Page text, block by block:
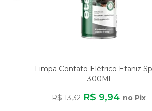
Limpa Contato Elétrico Etaniz
300Ml
R$ 13,32 R$ 9,94 no Pix